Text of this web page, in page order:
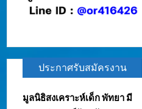
ประกาศรับสมัครงาน
มูลนิธิสงเคราะห์เด็ก พัทยา มี